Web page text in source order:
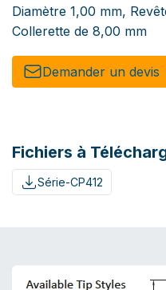
Diamètre 1,00 mm,
Collerette de 8,00 mm
Demander un de​​vis​​
Fichiers à
Série-CP412